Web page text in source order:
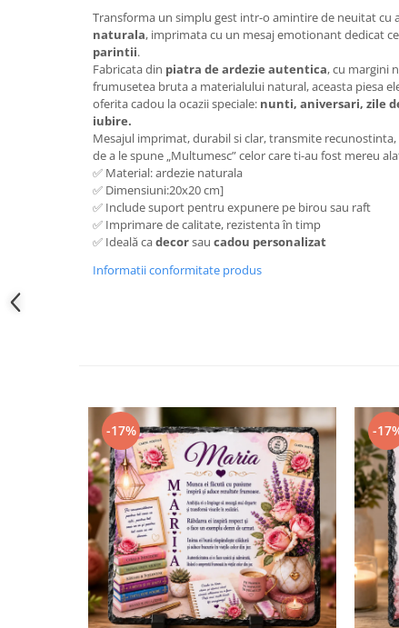
Transforma un simplu gest intr-o amintire de neuitat cu
naturala, imprimata cu un mesaj emotionant dedicat
parintii.
Fabricata din piatra de ardezie autentica, cu margini
frumusetea bruta a materialului natural, aceasta piesa
oferita cadou la ocazii speciale: nunti, aniversari, zile
iubire.
Mesajul imprimat, durabil si clar, transmite
de a le spune „Multumesc” celor care ti-au fost mereu
✅ Material: ardezie naturala
✅ Dimensiuni:20x20 cm]
✅ Include suport pentru expunere pe birou sau raft
✅ Imprimare de calitate, rezistenta în timp
✅ Ideală cadecorsau cadou personalizat
Informatii conformitate produs
-17% -